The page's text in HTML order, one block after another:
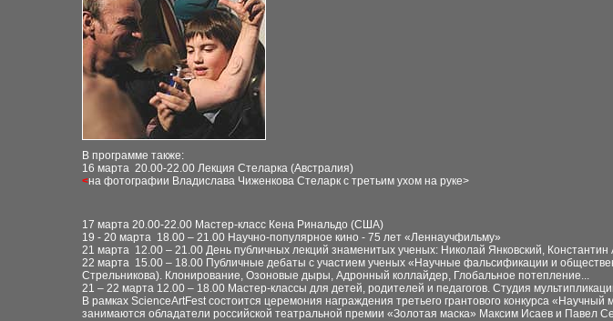
В программе также:
16 марта 20.00-22.00 Лекция Стеларка (Австралия)
<на фотографии Владислава Чиженкова Стеларк с третьим ухом на руке>
17 марта 20.00-22.00 Мастер-класс Кена Ринальдо (США)
19 - 20 марта 18.00 – 21.00 Научно-популярное кино - 75 лет «Леннаучфильму»
21 марта 12.00 – 21.00 День публичных лекций знаменитых ученых: Николай Янковский,
22 марта 15.00 – 18.00 Публичные дебаты с участием ученых «Научные фальсификации и
Стрельникова). Клонирование, Озоновые дыры, Адронный коллайдер, Глобальное потепление...
21 – 22 марта 12.00 – 18.00 Мастер-классы для детей, родителей и педагогов. Студия
В рамках ScienceArtFest состоится церемония награждения третьего грантового конкурса
занимаются обладатели российской театральной премии «Золотая маска» Максим Исаев и Павел